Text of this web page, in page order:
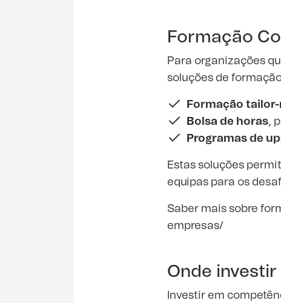
Formação
Para organizações
soluções de
Formação
Bolsa de horas,
Programas de
Estas soluções
equipas para os
Saber mais sobre
empresas/
Onde investir
Investir em